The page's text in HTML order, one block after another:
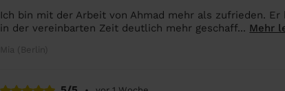
Ich bin mit der Arbeit von Ahmad mehr als zufrieden.
in der vereinbarten Zeit deutlich mehr geschaff... Mehr
Mia (Berlin)